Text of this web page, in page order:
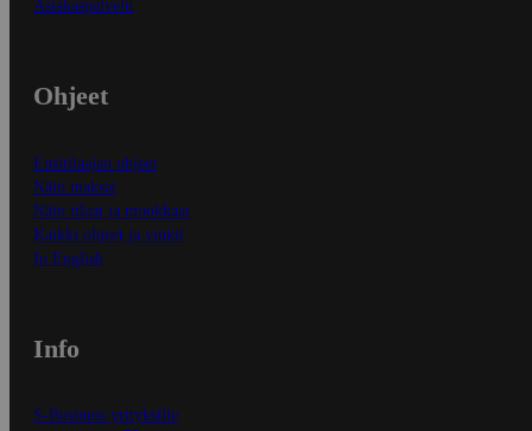
Asiakaspalvelu
Ohjeet
Ensitilaajan ohjeet
Näin maksat
Näin tilaat ja muokkaat
Kaikki ohjeet ja vinkit
In English
Info
S-Business yrityksille